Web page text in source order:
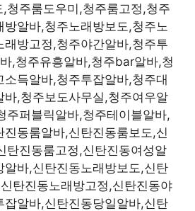
청주룸도우미,청주룸고정,청주
방알바,청주노래방보도,청주노
래방고정,청주야간알바,청주투
,청주유흥알바,청주bar알바,청
소득알바,청주투잡알바,청주대
바,청주보도사무실,청주여우알
주퍼블릭알바,청주테이블알바,
진동룸알바,신탄진동룸보도,신
탄진동룸고정,신탄진동여성알
알바,신탄진동노래방보도,신탄
탄진동노래방고정,신탄진동야
잡알바,신탄진동당일알바,신탄